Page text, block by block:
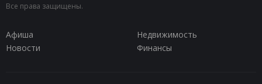
Все права защищены.
Афиша
Недвижимость
Новости
Финансы